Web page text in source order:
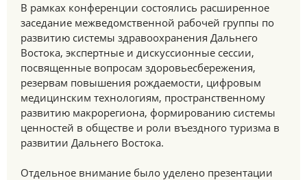
В рамках конференции состоялись расширенное
заседание межведомственной рабочей группы по
развитию системы здравоохранения Дальнего
Востока, экспертные и дискуссионные сессии,
посвященные вопросам здоровьесбережения,
резервам повышения рождаемости, цифровым
медицинским технологиям, пространственному
развитию макрорегиона, формированию системы
ценностей в обществе и роли въездного туризма в
развитии Дальнего Востока.
Отдельное внимание было уделено презентации